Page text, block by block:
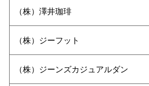
（株）澤井珈琲
（株）ジーフット
（株）ジーンズカジュアルダン